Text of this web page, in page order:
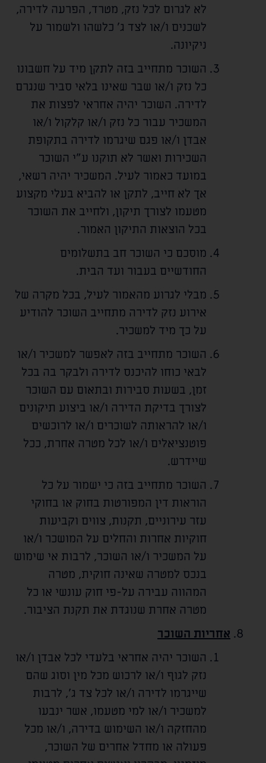
לא לגרום לכל נזק, מטרד, הפרעה לדירה,
לשכנים ו/או לצד ג' כלשהו ולשמור על
ניקיונה.
השוכר מתחייב בזה לתקן מיד על חשבונו
כל נזק ו/או שבר שאינו בלאי סביר שנגרם
לדירה. השוכר יהיה אחראי לפצות את
המשכיר עבור כל נזק ו/או קלקול ו/או
אבדן ו/או פגם שיגרמו לדירה בתקופת
השכירות ואשר לא תוקנו ע"י השוכר
במועד כאמור לעיל. המשכיר יהיה רשאי,
אך לא חייב, לתקן או להביא בעלי מקצוע
מטעמו לצורך תיקון, ולחייב את השוכר
בכל הוצאות התיקון האמור.
מוסכם כי השוכר חב בתשלומים
החודשיים בעבור ועד הבית.
מבלי לגרוע מהאמור לעיל, בכל מקרה של
אירוע נזק לדירה מתחייב השוכר להודיע
על כך מיד למשכיר.
השוכר מתחייב בזה לאפשר למשכיר ו/או
לבאי כוחו להיכנס לדירה ולבקר בה בכל
זמן, בשעות סבירות ובתאום עם השוכר
לצורך בדיקת הדירה ו/או ביצוע תיקונים
ו/או להראותה לשוכרים ו/או לרוכשים
פוטנציאלים ו/או לכל מטרה אחרת, ככל
שיידרש.
השוכר מתחייב בזה כי ישמור על כל
הוראות דין המפורטות בחוק או בחוקי
עזר עירוניים, תקנות, צווים וקביעות
חוקיות אחרות והחלים על המושכר ו/או
על המשכיר ו/או השוכר, לרבות אי שימוש
בנכס למטרה שאינה חוקית, מטרה
המהווה עבירה על-פי חוק עונשי או כל
מטרה אחרת שנוגדת את תקנת הציבור.
אחריות השוכר
השוכר יהיה אחראי בלעדי לכל אבדן ו/או
נזק לגוף ו/או לרכוש מכל מין וסוג שהם
שייגרמו לדירה ו/או לכל צד ג', לרבות
למשכיר ו/או למי מטעמו, אשר ינבעו
מהחזקה ו/או השימוש בדירה, ו/או מכל
פעולה או מחדל אחרים של השוכר,